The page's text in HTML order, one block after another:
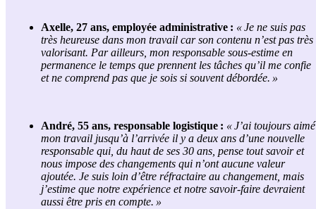
Axelle, 27 ans, employée administrative : « Je ne suis pas
très heureuse dans mon travail car son contenu n’est pas très
valorisant. Par ailleurs, mon responsable sous-estime en
permanence le temps que prennentles tâches qu’il me confie
et ne comprend pas que je sois si souvent débordée. »
André, 55 ans, responsable logistique : « J’ai toujours aimé
mon travail jusqu’à l’arrivée il y a deux ans d’une nouvelle
responsable qui, du haut de ses 30 ans, pense toutsavoir et
nous impose des changements qui n’ont aucune valeur
ajoutée. Je suis loin d’être réfractaire au changement, mais
j’estime que notre expérience et notre savoir-faire devraient
aussi être pris en compte. »